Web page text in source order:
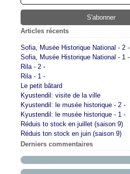
Articles récents
Sofia, Musée Historique National - 2 -
Sofia, Musée Historique National - 1 -
Rila - 2 -
Rila - 1 -
Le petit bâtard
Kyustendil: visite de la ville
Kyustendil: le musée historique - 2 -
Kyustendil: le musée historique - 1 -
Réduis to stock en juillet (saison 9)
Réduis ton stock en juin (saison 9)
Derniers commentaires